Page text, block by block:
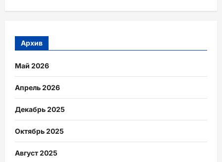
Архив
Май 2026
Апрель 2026
Декабрь 2025
Октябрь 2025
Август 2025